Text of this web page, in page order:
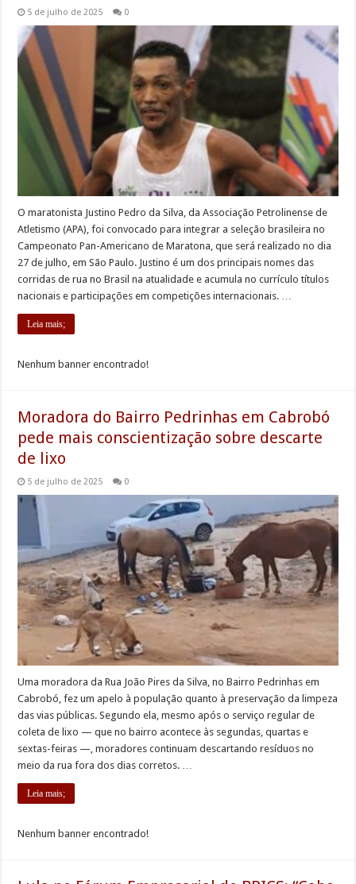
5 de julho de 2025 0
O maratonista Justino Pedro da Silva, da Associação Petrolinense de
Atletismo (APA), foi convocado para integrar a seleção brasileira no
Campeonato Pan-Americano de Maratona, que será realizado no dia
27 de julho, em São Paulo. Justino é um dos principais nomes das
corridas de rua no Brasil na atualidade e acumula no currículo títulos
nacionais e participações em competições internacionais. …
Leia mais;
Nenhum banner encontrado!
Moradora do Bairro Pedrinhas em Cabrobó
pede mais conscientização sobre descarte
de lixo
5 de julho de 2025 0
Uma moradora da Rua João Pires da Silva, no Bairro Pedrinhas em
Cabrobó, fez um apelo à população quanto à preservação da limpeza
das vias públicas. Segundo ela, mesmo após o serviço regular de
coleta de lixo — que no bairro acontece às segundas, quartas e
sextas-feiras —, moradores continuam descartando resíduos no
meio da rua fora dos dias corretos. …
Leia mais;
Nenhum banner encontrado!